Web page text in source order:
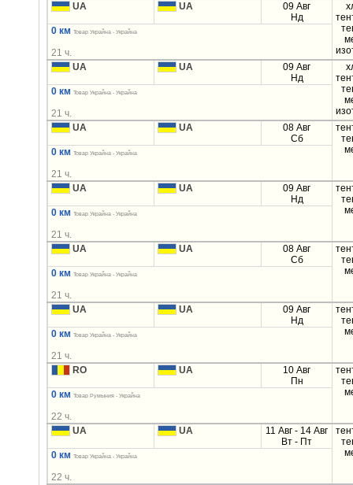
UA
UA
09 Авг
Нд
0 км Товар Украйна - Украйна
21 ч.
UA
UA
09 Авг
Нд
0 км Товар Украйна - Украйна
21 ч.
UA
UA
08 Авг
Сб
0 км Товар Украйна - Украйна
21 ч.
UA
UA
09 Авг
Нд
0 км Товар Украйна - Украйна
21 ч.
UA
UA
08 Авг
Сб
0 км Товар Украйна - Украйна
21 ч.
UA
UA
09 Авг
Нд
0 км Товар Украйна - Украйна
21 ч.
RO
UA
10 Авг
Пн
0 км Товар Румыния - Украйна
22 ч.
UA
UA
11 Авг - 14 Авг
Вт - Пт
0 км Товар Украйна - Украйна
22 ч.